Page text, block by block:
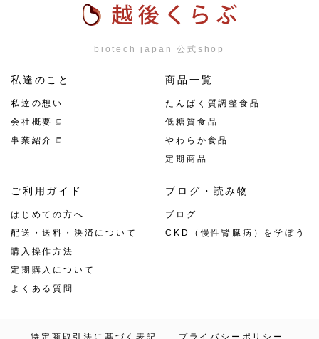
biotech japan 公式shop
私達のこと
私達の想い
会社概要
事業紹介
商品一覧
たんぱく質調整食品
低糖質食品
やわらか食品
定期商品
ご利用ガイド
はじめての方へ
配送・送料・決済について
購入操作方法
定期購入について
よくある質問
ブログ・読み物
ブログ
CKD（慢性腎臓病）を学ぼう
特定商取引法に基づく表記 プライバシーポリシー